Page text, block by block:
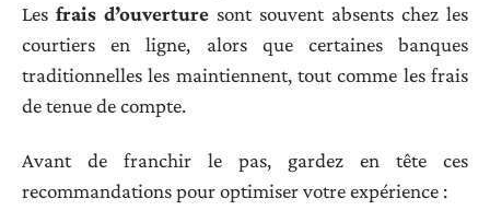
Les frais d’ouverture sont souvent absents chez les
courtiers en ligne, alors que certaines banques
traditionnelles les maintiennent, tout comme les frais
de tenue de compte.
Avant de franchir le pas, gardez en tête ces
recommandations pour optimiser votre expérience :